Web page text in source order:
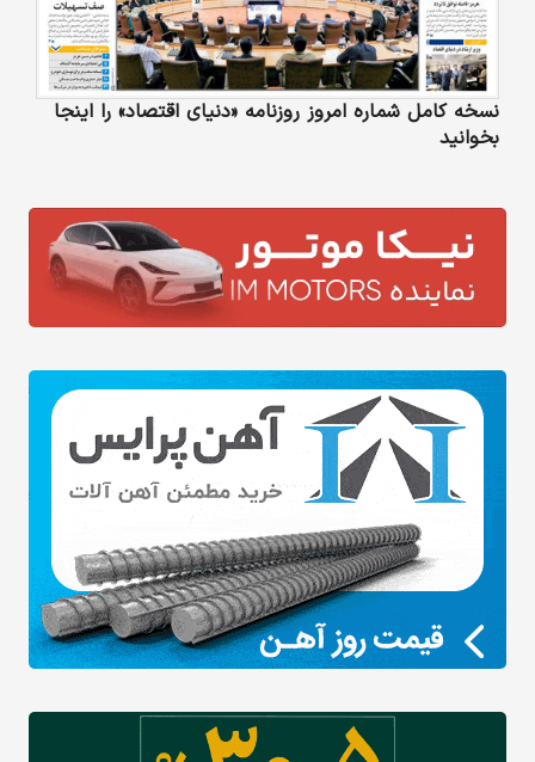
نسخه کامل شماره امروز روزنامه «دنیای‌ اقتصاد» را اینجا
بخوانید